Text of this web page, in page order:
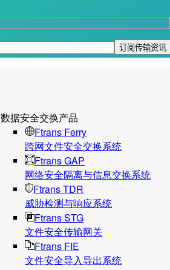
数据安全交换产品
Ftrans Ferry
跨网文件安全交换系统
Ftrans GAP
网络安全隔离与信息交换系统
Ftrans TDR
威胁检测与响应系统
Ftrans STG
文件安全传输网关
Ftrans FIE
文件安全导入导出系统